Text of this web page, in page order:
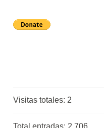
Visitas totales:2
Total entradas: 2.706